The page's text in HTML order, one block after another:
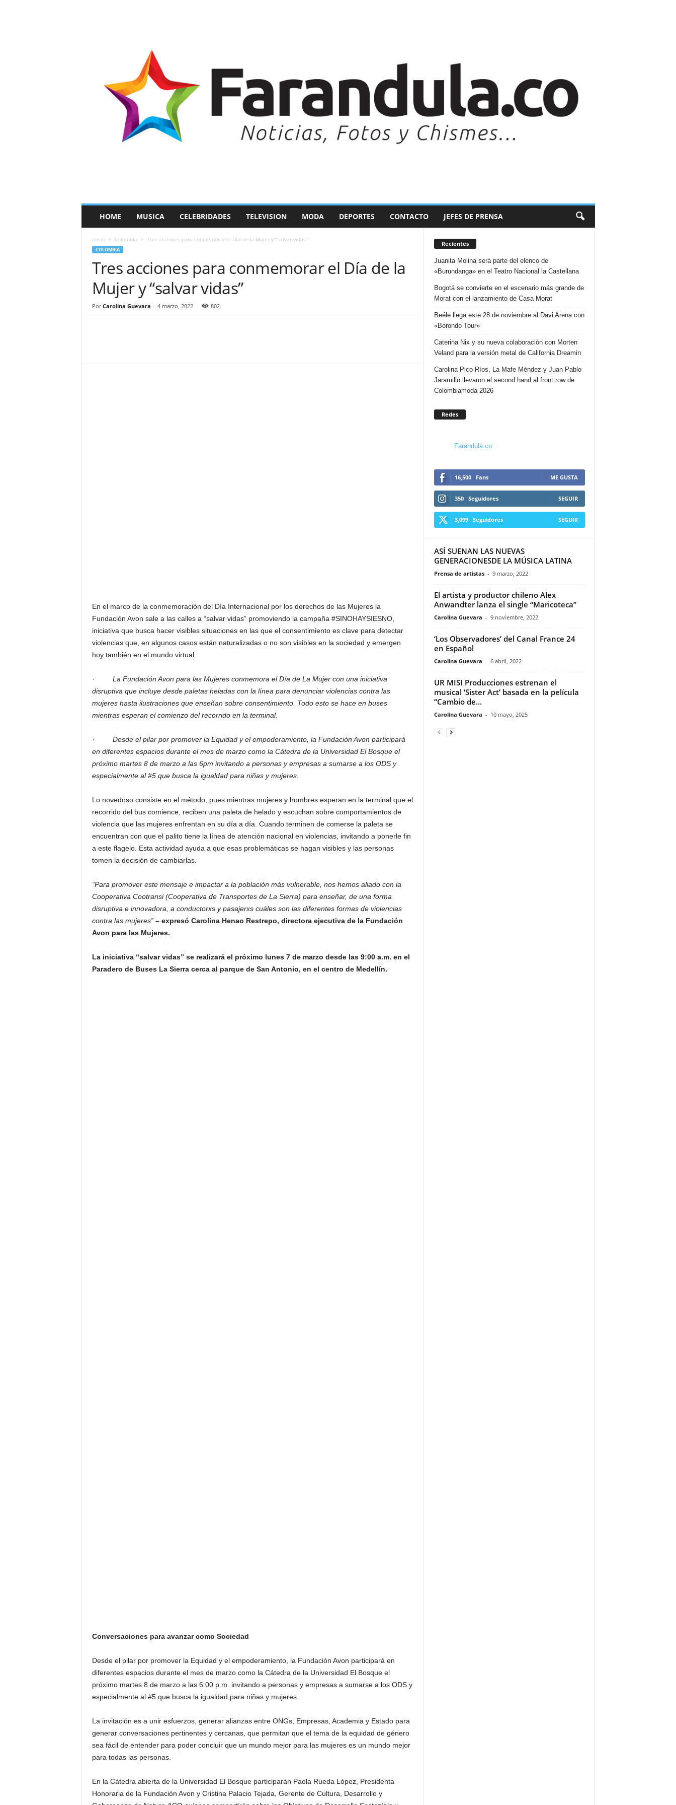
a
HOME MUSICA CELEBRIDADES TELEVISION MODA DEPORTES CONTACTO JEFES DE PRENSA
Inicio Colombia Tres acciones para conmemorar el Día de la Mujer y “salvar vidas”
COLOMBIA
Tres acciones para conmemorar el Día de la
Mujer y “salvar vidas”
Por Carolina Guevara - 4 marzo, 2022 802
En el marco de la conmemoración del Día Internacional por los derechos de las Mujeres la
Fundación Avon sale a las calles a “salvar vidas” promoviendo la campaña #SINOHAYSIESNO,
iniciativa que busca hacer visibles situaciones en las que el consentimiento es clave para detectar
violencias que, en algunos casos están naturalizadas o no son visibles en la sociedad y emergen
hoy también en el mundo virtual.
· La Fundación Avon para las Mujeres conmemora el Día de La Mujer con una iniciativa
disruptiva que incluye desde paletas heladas con la línea para denunciar violencias contra las
mujeres hasta ilustraciones que enseñan sobre consentimiento. Todo esto se hace en buses
mientras esperan el comienzo del recorrido en la terminal.
· Desde el pilar por promover la Equidad y el empoderamiento, la Fundación Avon participará
en diferentes espacios durante el mes de marzo como la Cátedra de la Universidad El Bosque el
próximo martes 8 de marzo a las 6pm invitando a personas y empresas a sumarse a los ODS y
especialmente al #5 que busca la igualdad para niñas y mujeres.
Lo novedoso consiste en el método, pues mientras mujeres y hombres esperan en la terminal que el
recorrido del bus comience, reciben una paleta de helado y escuchan sobre comportamientos de
violencia que las mujeres enfrentan en su día a día. Cuando terminen de comerse la paleta se
encuentran con que el palito tiene la línea de atención nacional en violencias, invitando a ponerle fin
a este flagelo. Esta actividad ayuda a que esas problemáticas se hagan visibles y las personas
tomen la decisión de cambiarlas.
“Para promover este mensaje e impactar a la población más vulnerable, nos hemos aliado con la
Cooperativa Cootransi (Cooperativa de Transportes de La Sierra) para enseñar, de una forma
disruptiva e innovadora, a conductorxs y pasajerxs cuáles son las diferentes formas de violencias
contra las mujeres” – expresó Carolina Henao Restrepo, directora ejecutiva de la Fundación
Avon para las Mujeres.
La iniciativa “salvar vidas” se realizará el próximo lunes 7 de marzo desde las 9:00 a.m. en el
Paradero de Buses La Sierra cerca al parque de San Antonio, en el centro de Medellín.
Conversaciones para avanzar como Sociedad
Desde el pilar por promover la Equidad y el empoderamiento, la Fundación Avon participará en
diferentes espacios durante el mes de marzo como la Cátedra de la Universidad El Bosque el
próximo martes 8 de marzo a las 6:00 p.m. invitando a personas y empresas a sumarse a los ODS y
especialmente al #5 que busca la igualdad para niñas y mujeres.
La invitación es a unir esfuerzos, generar alianzas entre ONGs, Empresas, Academia y Estado para
generar conversaciones pertinentes y cercanas, que permitan que el tema de la equidad de género
sea fácil de entender para poder concluir que un mundo mejor para las mujeres es un mundo mejor
para todas las personas.
En la Cátedra abierta de la Universidad El Bosque participarán Paola Rueda López, Presidenta
Honoraria de la Fundación Avon y Cristina Palacio Tejada, Gerente de Cultura, Desarrollo y
Recientes
Juanita Molina será parte del elenco de
«Burundanga» en el Teatro Nacional la Castellana
Bogotá se convierte en el escenario más grande de
Morat con el lanzamiento de Casa Morat
Beéle llega este 28 de noviembre al Davi Arena con
«Borondo Tour»
Caterina Nix y su nueva colaboración con Morten
Veland para la versión metal de California Dreamin
Carolina Pico Ríos, La Mafe Méndez y Juan Pablo
Jaramillo llevaron el second hand al front row de
Colombiamoda 2026
Redes
Farandula.co
16,500 Fans ME GUSTA
350 Seguidores SEGUIR
3,099 Seguidores SEGUIR
ASÍ SUENAN LAS NUEVAS
GENERACIONESDE LA MÚSICA LATINA
Prensa de artistas - 9 marzo, 2022
El artista y productor chileno Alex
Anwandter lanza el single “Maricoteca”
Carolina Guevara - 9 noviembre, 2022
‘Los Observadores’ del Canal France 24
en Español
Carolina Guevara - 6 abril, 2022
UR MISI Producciones estrenan el
musical ‘Sister Act’ basada en la película
“Cambio de...
Carolina Guevara - 10 mayo, 2025